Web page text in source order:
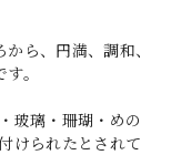
ら、円満、調和、
。
玻璃・珊瑚・めの
けられたとされて